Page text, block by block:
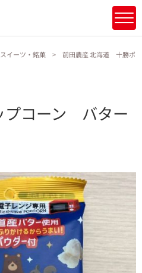
イーツ・銘菓 前田農産 北海道 十勝ポ
コーン バター